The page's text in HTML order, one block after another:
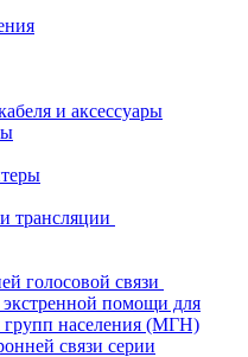
и аксессуары
трансляции
голосовой связи
помощи для
населения (МГН)
связи серии